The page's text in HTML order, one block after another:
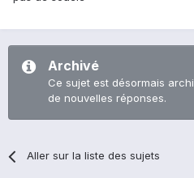
Archivé
Ce sujet est désormais
de nouvelles réponses.
Aller sur la liste des sujets